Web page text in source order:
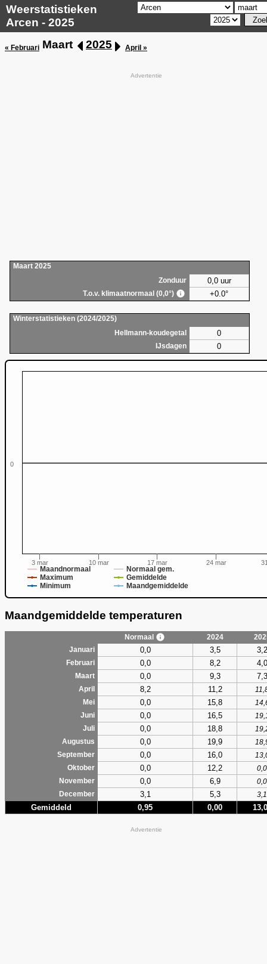
Weerstatistieken
Arcen - 2025
« Februari Maart 2025 April »
Advertentie
Maart 2025
Zonduur
0,0 uur
T.o.v. klimaatnormaal (0,0°) +0.0°
Winterstatistieken (2024/2025)
Hellmann-koudegetal
0
IJsdagen 0
Maandnormaal
Normaal gem.
Maximum
Gemiddelde
Minimum
Maandgemiddelde
3 mar 10 mar 17 mar 24 mar
0
Maandgemiddelde temperaturen
Normaal 2024
Januari
0,0 3,5 3,2
Februari 0,0 8,2 4,0
Maart 0,0 9,3 7,3
April 8,2 11,2
Mei
0,0 15,8
Juni
0,0 16,5
Juli
0,0 18,8
Augustus
0,0 19,9
September
0,0 16,0
Oktober
0,0 12,2
0,0
November
0,0 6,9
0,0
December
3,1 5,3 3,1
Gemiddeld 0,95 0,00
Advertentie